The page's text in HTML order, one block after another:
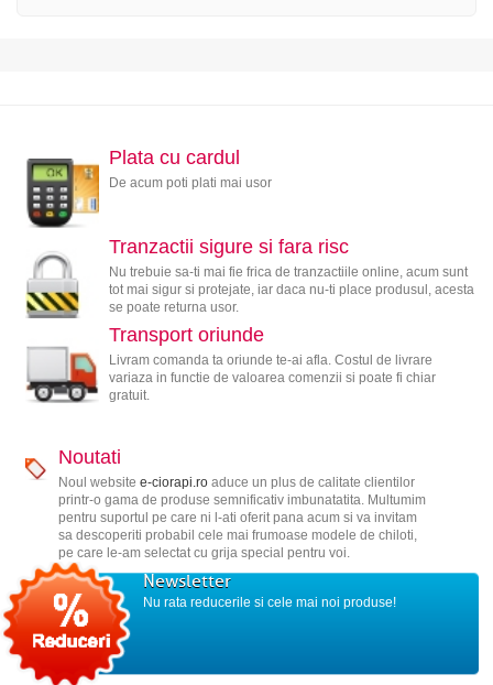
Plata cu cardul
De acum poti plati mai usor
Tranzactii sigure si fara risc
Nu trebuie sa-ti mai fie frica de tranzactiile online, acum sunt
tot mai sigur si protejate, iar daca nu-ti place produsul, acesta
se poate returna usor.
Transport oriunde
Livram comanda ta oriunde te-ai afla. Costul de livrare
variaza in functie de valoarea comenzii si poate fi chiar
gratuit.
Noutati
Noul website e-ciorapi.roaduce un plus de calitate clientilor
printr-o gama de produse semnificativ imbunatatita. Multumim
pentru suportul pe care ni l-ati oferit pana acum si va invitam
sa descoperiti probabil cele mai frumoase modele de chiloti,
pe care le-am selectat cu grija special pentru voi.
Newsletter
Nu rata reducerile si cele mai noi produse!